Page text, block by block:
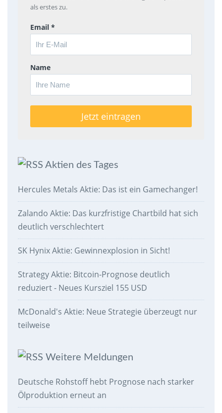
als erstes zu.
Email *
Name
Aktien des Tages
Hercules Metals Aktie: Das ist ein Gamechanger!
Zalando Aktie: Das kurzfristige Chartbild hat sich
deutlich verschlechtert
SK Hynix Aktie: Gewinnexplosion in Sicht!
Strategy Aktie: Bitcoin-Prognose deutlich
reduziert - Neues Kursziel 155 USD
McDonald's Aktie: Neue Strategie überzeugt nur
teilweise
Weitere Meldungen
Deutsche Rohstoff hebt Prognose nach starker
Ölproduktion erneut an